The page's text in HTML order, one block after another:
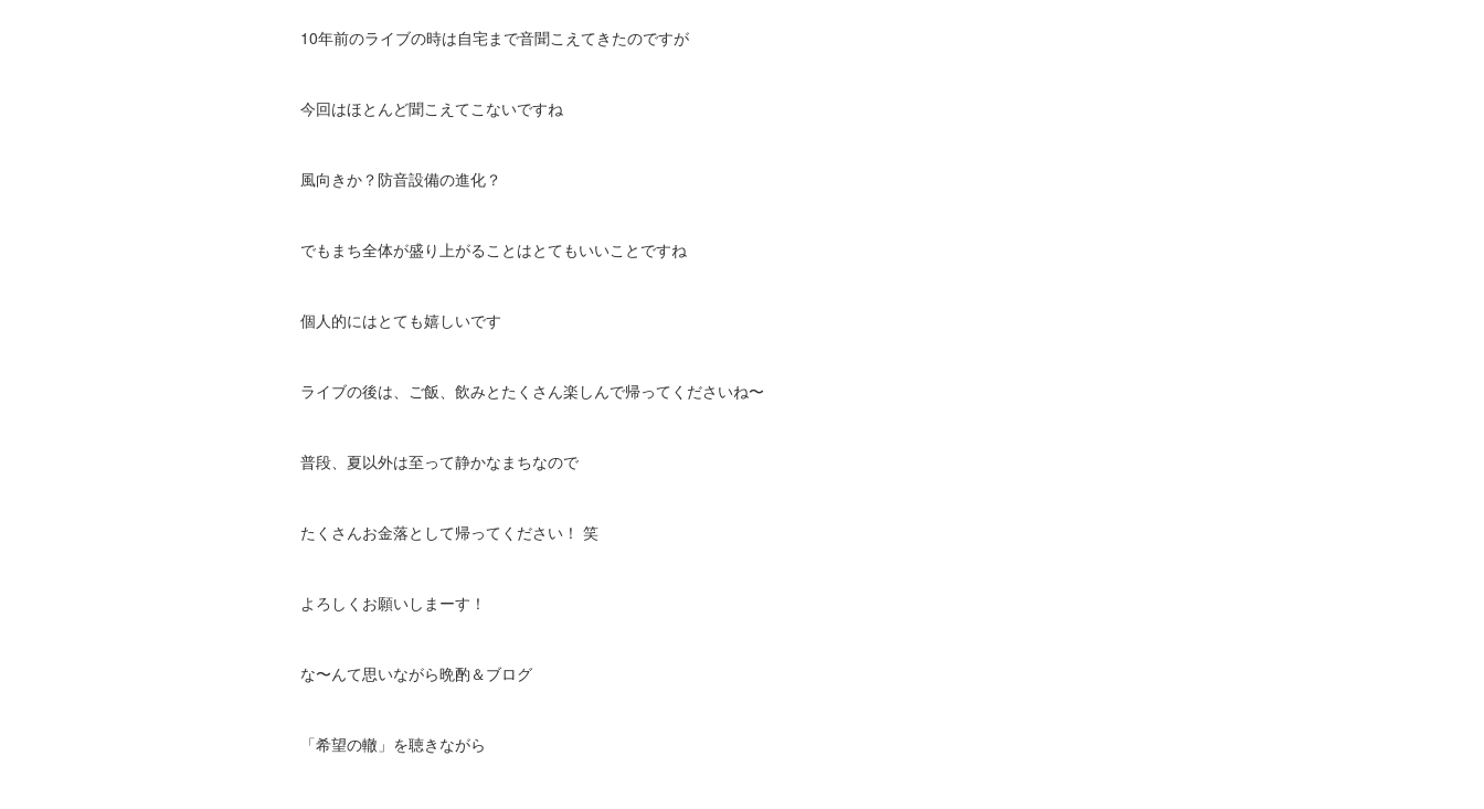
10年前のライブの時は自宅まで音聞こえてきたのですが
今回はほとんど聞こえてこないですね
風向きか？防音設備の進化？
でもまち全体が盛り上がることはとてもいいことですね
個人的にはとても嬉しいです
ライブの後は、ご飯、飲みとたくさん楽しんで帰ってくださいね〜
普段、夏以外は至って静かなまちなので
たくさんお金落として帰ってください！ 笑
よろしくお願いしまーす！
な〜んて思いながら晩酌＆ブログ
「希望の轍」を聴きながら